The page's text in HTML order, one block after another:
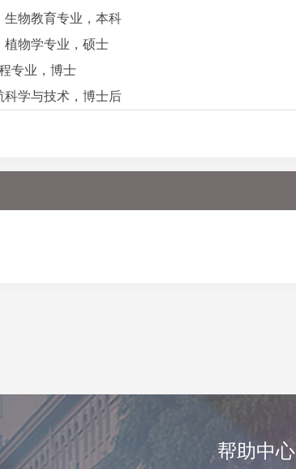
生物教育专业，本科
植物学专业，硕士
专业，博士
科学与技术，博士后
帮助中心